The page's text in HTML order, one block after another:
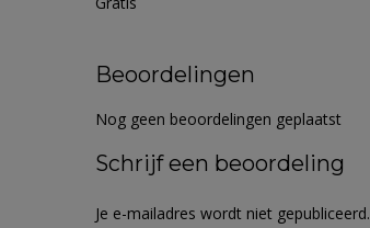
Beoordelingen
Nog geen beoordelingen geplaatst
Schrijf een beoordeling
Je e-mailadres wordt niet gepubliceerd.